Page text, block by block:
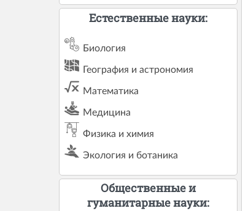
Естественные науки:
Биология
География и астрономия
Математика
Медицина
Физика и химия
Экология и ботаника
Общественные и
гуманитарные науки: